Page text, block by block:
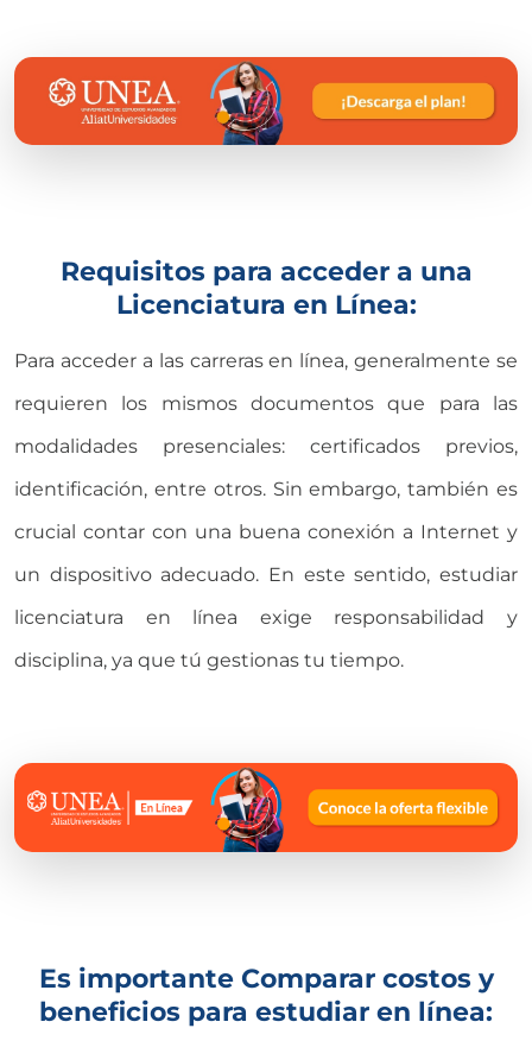
Requisitos para acceder a una
Licenciatura en Línea:
Para acceder a las carreras en línea, generalmente se
requieren los mismos documentos que para las
modalidades presenciales: certificados previos,
identificación, entre otros. Sin embargo, también es
crucial contar con una buena conexión a Internet y
un dispositivo adecuado. En este sentido, estudiar
licenciatura en línea exige responsabilidad y
disciplina, ya que tú gestionas tu tiempo.
Es importante Comparar costos y
beneficios para estudiar en línea: